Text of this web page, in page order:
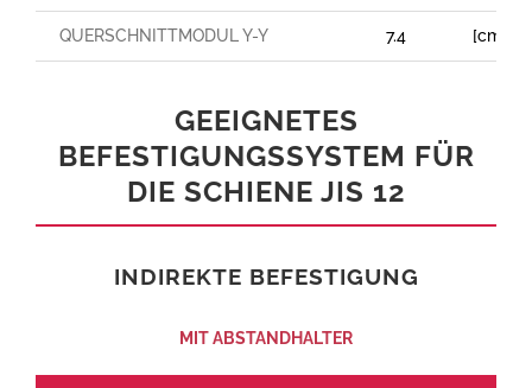
QUERSCHNITTMODUL Y-Y 7.4 [cm³]
GEEIGNETES
BEFESTIGUNGSSYSTEM FÜR
DIE SCHIENE JIS 12
INDIREKTE BEFESTIGUNG
MIT ABSTANDHALTER